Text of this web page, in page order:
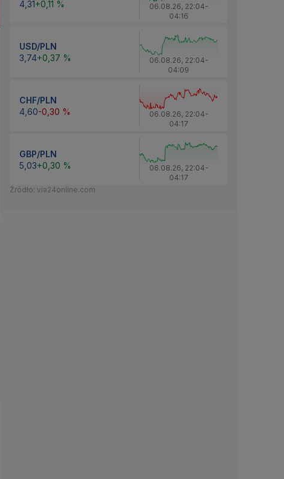
4,31+0,11 % 06.08.26, 22:04-
04:16
USD/PLN
3,74+0,37 % 06.08.26, 22:04-
04:09
CHF/PLN
4,60-0,30 % 06.08.26, 22:04-
04:17
GBP/PLN
5,03+0,30 % 06.08.26, 22:04-
04:17
Źródło: via24online.com